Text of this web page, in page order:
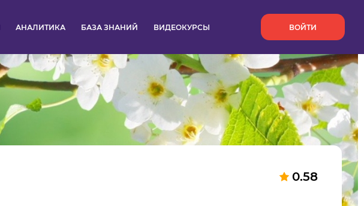
АНАЛИТИКА БАЗА ЗНАНИЙ ВИДЕОКУРСЫ ВОЙТИ
0.58